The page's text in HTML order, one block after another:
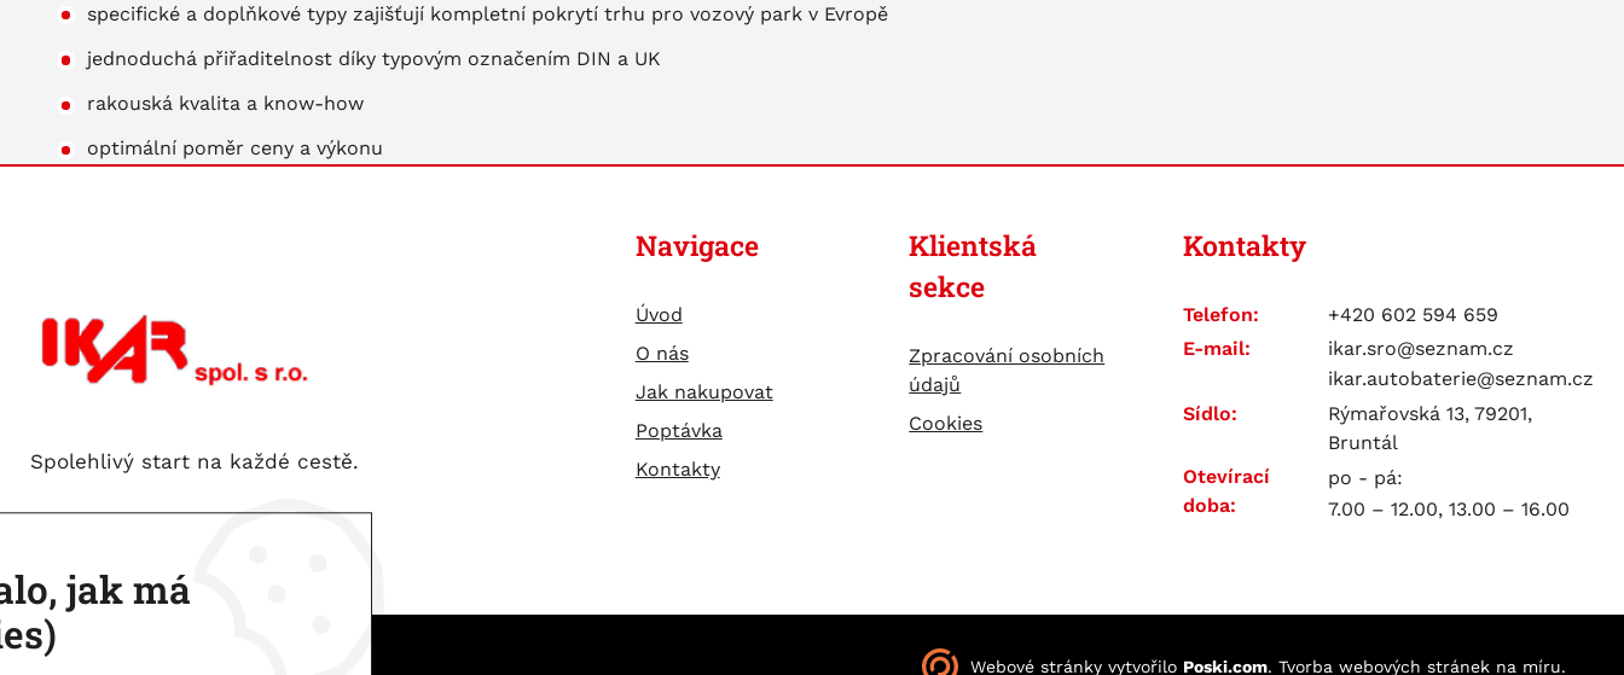
specifické a doplňkové typy zajišťují kompletní pokrytí trhu pro vozový park v Evropě
jednoduchá přiřaditelnost díky typovým označením DIN a UK
rakouská kvalita a know-how
optimální poměr ceny a výkonu
Spolehlivý start na každé cestě.
Navigace
Úvod
O nás
Jak nakupovat
Poptávka
Kontakty
Klientská
sekce
Zpracování osobních
údajů
Cookies
Kontakty
Telefon:
+420 602 594 659
E-mail:
ikar.sro@seznam.cz
ikar.autobaterie@seznam.cz
Sídlo:
Rýmařovská 13, 79201,
Bruntál
Otevírací
doba:
po - pá:
7.00 – 12.00, 13.00 – 16.00
Webové stránky vytvořilo Poski.com. Tvorba webových stránek na míru.
jak má